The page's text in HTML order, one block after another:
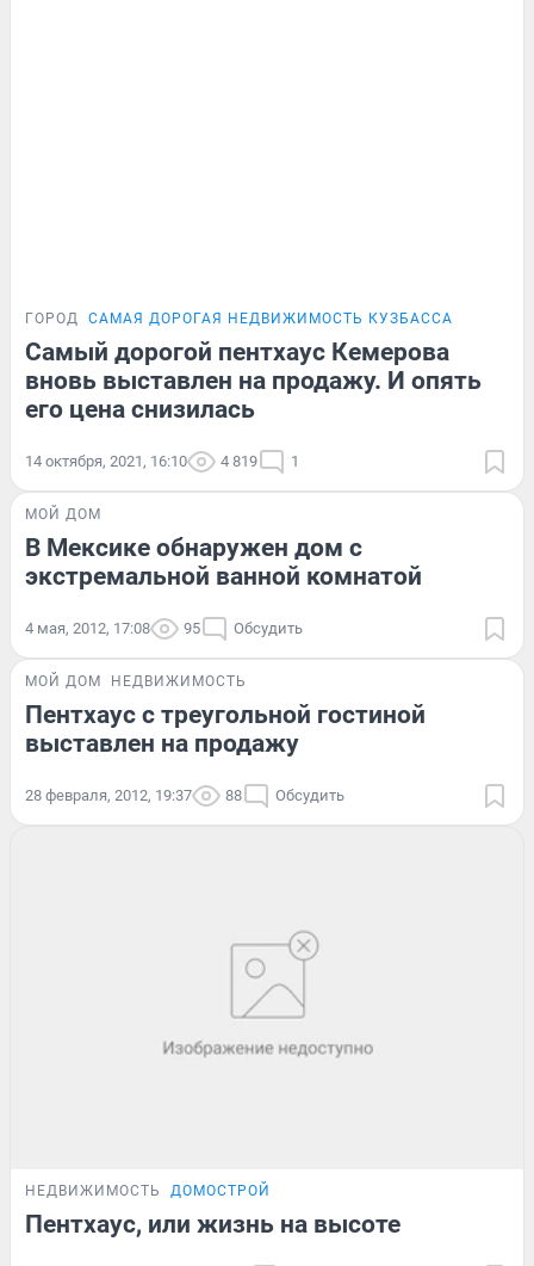
ГОРОД САМАЯ ДОРОГАЯ НЕДВИЖИМОСТЬ КУЗБАССА
Самый дорогой пентхаус Кемерова
вновь выставлен на продажу. И опять
его цена снизилась
14 октября, 2021, 16:10 4 819 1
МОЙ ДОМ
В Мексике обнаружен дом с
экстремальной ванной комнатой
4 мая, 2012, 17:08 95 Обсудить
МОЙ ДОМ НЕДВИЖИМОСТЬ
Пентхаус с треугольной гостиной
выставлен на продажу
28 февраля, 2012, 19:37 88 Обсудить
НЕДВИЖИМОСТЬ ДОМОСТРОЙ
Пентхаус, или жизнь на высоте